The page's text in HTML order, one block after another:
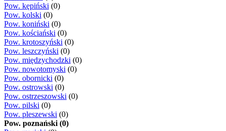
Pow. kępiński (0)
Pow. kolski (0)
Pow. koniński (0)
Pow. kościański (0)
Pow. krotoszyński (0)
Pow. leszczyński (0)
Pow. międzychodzki (0)
Pow. nowotomyski (0)
Pow. obornicki (0)
Pow. ostrowski (0)
Pow. ostrzeszowski (0)
Pow. pilski (0)
Pow. pleszewski (0)
Pow. poznański (0)